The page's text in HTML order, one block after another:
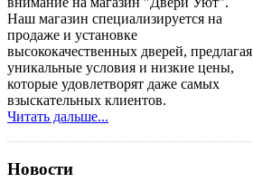
Наш магазин специализируется на
продаже и установке
высококачественных дверей, предлагая
уникальные условия и низкие цены,
которые удовлетворят даже самых
взыскательных клиентов.
Читать дальше...
Новости